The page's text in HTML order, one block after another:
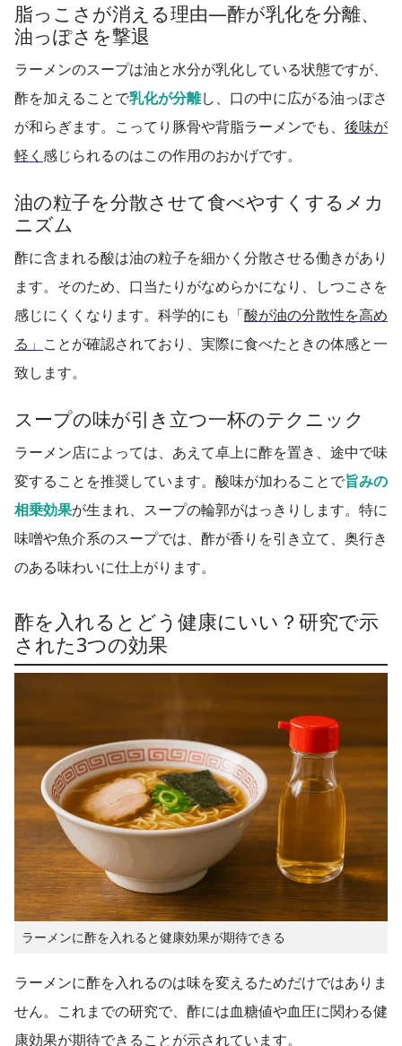
脂っこさが消える理由—酢が乳化を分離、
油っぽさを撃退
ラーメンのスープは油と水分が乳化している状態ですが、
酢を加えることで乳化が分離し、口の中に広がる油っぽさ
が和らぎます。こってり豚骨や背脂ラーメンでも、 後味が
軽く 感じられるのはこの作用のおかげです。
油の粒子を分散させて食べやすくするメカ
ニズム
酢に含まれる酸は油の粒子を細かく分散させる働きがあり
ます。そのため、口当たりがなめらかになり、しつこさを
感じにくくなります。科学的にも「酸が油の分散性を高め
る」 ことが確認されており、実際に食べたときの体感と一
致します。
スープの味が引き立つ一杯のテクニック
ラーメン店によっては、あえて卓上に酢を置き、途中で味
変することを推奨しています。酸味が加わることで旨みの
相乗効果が生まれ、スープの輪郭がはっきりします。特に
味噌や魚介系のスープでは、酢が香りを引き立て、奥行き
のある味わいに仕上がります。
酢を入れるとどう健康にいい？研究で示
された3つの効果
ラーメンに酢を入れると健康効果が期待できる
ラーメンに酢を入れるのは味を変えるためだけではありま
せん。これまでの研究で、酢には血糖値や血圧に関わる健
康効果が期待できることが示されています。